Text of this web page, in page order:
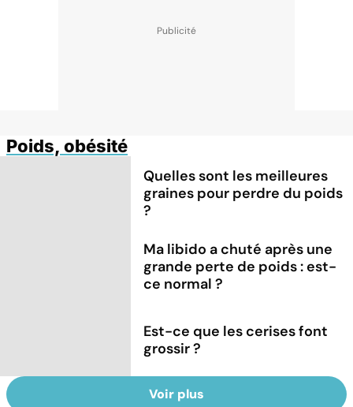
Poids, obésité
Quelles sont les meilleures
graines pour perdre du poids
?
Ma libido a chuté après une
grande perte de poids : est-
ce normal ?
Est-ce que les cerises font
grossir ?
Voir plus